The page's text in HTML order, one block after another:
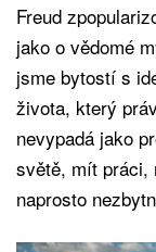
Freud
jako o vědomé
jsme bytostí s
života, který
nevypadá jako
světě, mít práci,
naprosto